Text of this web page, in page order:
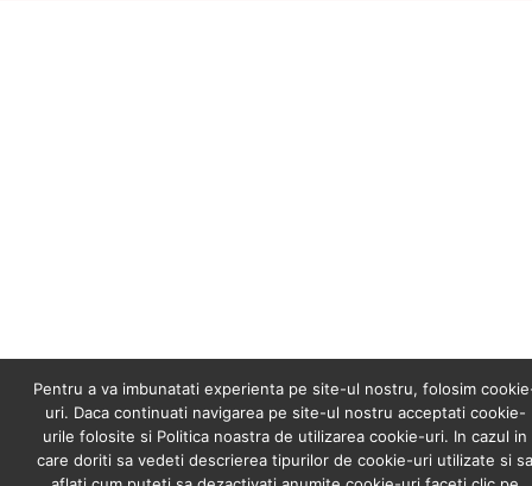
Pentru a va imbunatati experienta pe site-ul nostru, folosim
uri. Daca continuati navigarea pe site-ul nostru acceptati cookie-
urile folosite si Politica noastra de utilizarea cookie-uri. In cazul in
care doriti sa vedeti descrierea tipurilor de cookie-uri utilizate si sa